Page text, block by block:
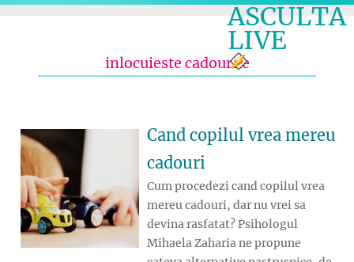
ASCULTA
LIVE
inlocuieste cadourile
Cand copilul vrea mereu
cadouri
Cum procedezi cand copilul vrea
mereu cadouri, dar nu vrei sa
devina rasfatat? Psihologul
Mihaela Zaharia ne propune